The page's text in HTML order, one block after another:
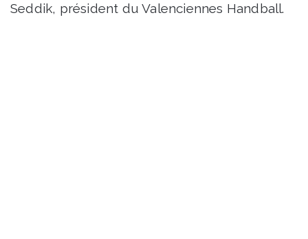
Seddik, président du Valenciennes Handball.